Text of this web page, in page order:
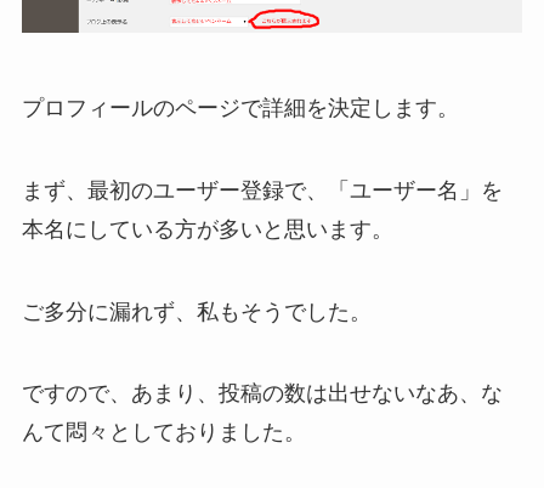
プロフィールのページで詳細を決定します。
まず、最初のユーザー登録で、「ユーザー名」を
本名にしている方が多いと思います。
ご多分に漏れず、私もそうでした。
ですので、あまり、投稿の数は出せないなあ、な
んて悶々としておりました。